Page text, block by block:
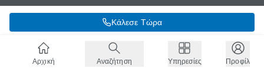
Κάλεσε Τώρα
Αρχική Αναζήτηση Υπηρεσίες Προφίλ